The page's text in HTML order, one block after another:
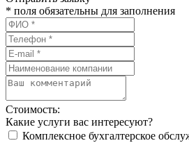
* поля обязательны для заполнения
Стоимость:
Какие услуги вас интересуют?
Комплексное бухгалтерское